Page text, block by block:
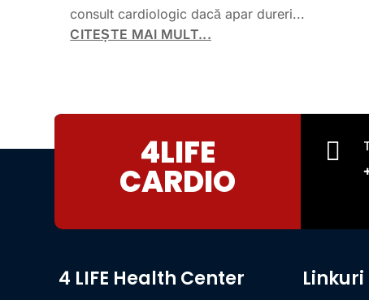
consult cardiologic dacă apar dureri...
CITEȘTE MAI MULT...
4LIFE
CARDIO

4 LIFE Health Center